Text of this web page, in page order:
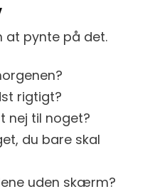
at pynte på det.
rigtigt?
nej til noget?
du bare skal
uden skærm?